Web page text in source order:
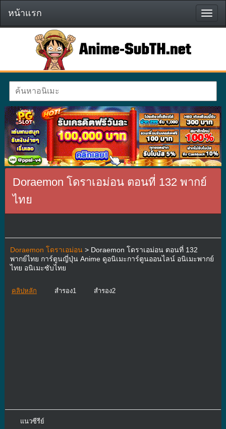
หน้า
แรก
หน้าแรก
Doraemon โดราเอม่อน ตอนที่ 132 พากย์
ไทย
Doraemon โดราเอม่อน> Doraemon โดราเอม่อน ตอนที่ 132
พากย์ไทย การ์ตูนญี่ปุ่น Anime ดูอนิเมะการ์ตูนออนไลน์ อนิเมะพากย์
ไทย อนิเมะซับไทย
คลิปหลัก สำรอง1 สำรอง2
แนวซีรีย์